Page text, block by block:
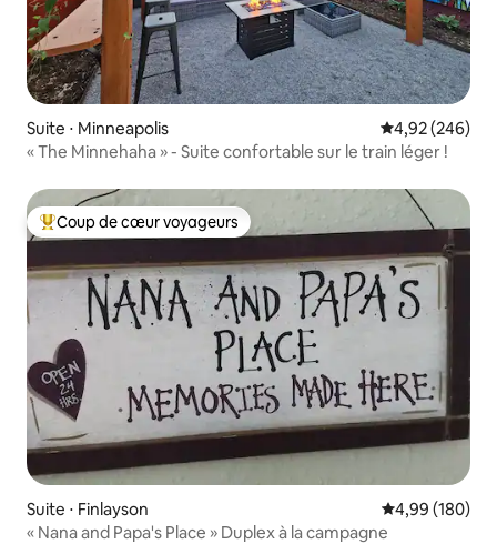
Suite ⋅ Minneapolis Évaluation
4,92 (246)
« The Minnehaha » - Suite confortable sur le train léger !
Coups de cœur voyageurs les plus appréciés
Coup de cœur voyageurs
Suite ⋅ Finlayson Évaluation
4,99 (180)
« Nana and Papa's Place » Duplex à la campagne